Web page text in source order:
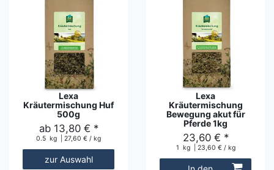
Lexa
Kräutermischung Huf
500g
ab 13,80 € *
0.5 kg | 27,60 € / kg
zur Auswahl
Lexa
Kräutermischung
Bewegung akut für
Pferde 1kg
23,60 € *
1 kg | 23,60 € / kg